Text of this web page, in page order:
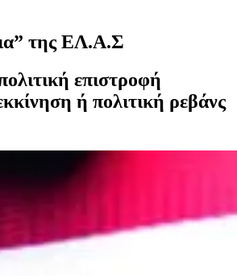
της ΕΛ.Α.Σ
επιστροφή
ή πολιτική ρεβάνς